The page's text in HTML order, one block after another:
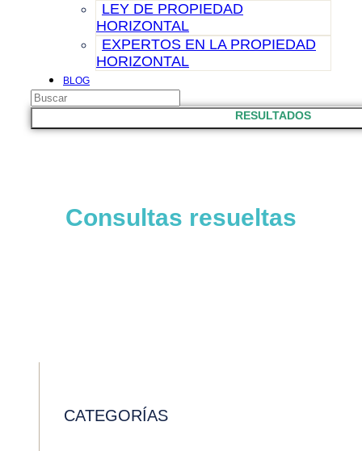
LEY DE PROPIEDAD
HORIZONTAL
EXPERTOS EN LA PROPIEDAD
HORIZONTAL
BLOG
CONTACTO
Search
...
RESULTADOS
Consultas resueltas
CATEGORÍAS